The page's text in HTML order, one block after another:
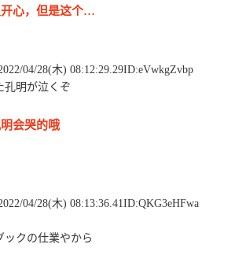
心，但是这个…
04/28(木) 08:12:29.29ID:eVwkgZvbp
孔明が泣くぞ
会哭的哦
04/28(木) 08:13:36.41ID:QKG3eHFwa
ックの仕業やから